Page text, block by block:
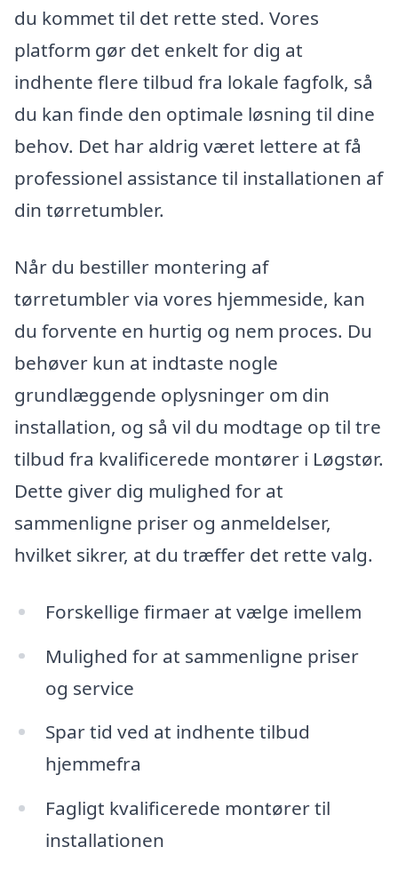
du kommet til det rette sted. Vores
platform gør det enkelt for dig at
indhente flere tilbud fra lokale fagfolk, så
du kan finde den optimale løsning til dine
behov. Det har aldrig været lettere at få
professionel assistance til installationen af
din tørretumbler.
Når du bestiller montering af
tørretumbler via vores hjemmeside, kan
du forvente en hurtig og nem proces. Du
behøver kun at indtaste nogle
grundlæggende oplysninger om din
installation, og så vil du modtage op til tre
tilbud fra kvalificerede montører i Løgstør.
Dette giver dig mulighed for at
sammenligne priser og anmeldelser,
hvilket sikrer, at du træffer det rette valg.
Forskellige firmaer at vælge imellem
Mulighed for at sammenligne priser
og service
Spar tid ved at indhente tilbud
hjemmefra
Fagligt kvalificerede montører til
installationen